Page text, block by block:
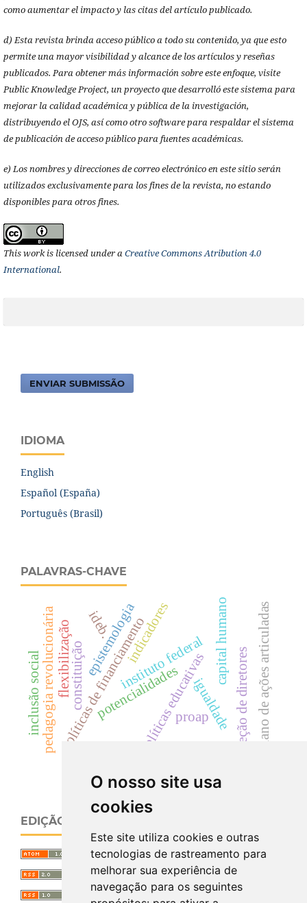
O nosso site usa
cookies
Este site utiliza cookies e outras
tecnologias de rastreamento para
melhorar sua experiência de
navegação para os seguintes
como aumentar el impacto y las citas del artículo publicado.
d) Esta revista brinda acceso público a todo su contenido, ya que esto
permite una mayor visibilidad y alcance de los artículos y reseñas
publicados. Para obtener más información sobre este enfoque, visite
Public Knowledge Project, un proyecto que desarrolló este sistema para
mejorar la calidad académica y pública de la investigación,
distribuyendo el OJS, así como otro software para respaldar el sistema
de publicación de acceso público para fuentes académicas.
e) Los nombres y direcciones de correo electrónico en este sitio serán
utilizados exclusivamente para los fines de la revista, no estando
disponibles para otros fines.
This work is licensed under aCreative Commons Atribution 4.0
International.
ENVIAR SUBMISSÃO
IDIOMA
English
Español (España)
Português (Brasil)
PALAVRAS-CHAVE
políticas educativasigualdade
instituto federal
proap
políticas de financiamento
constituição seleção de diretores
indicadores plano de ações articuladas
pedagogia revolucionária potencialidades
capital humano
flexibilizaçãoepistemologia
inclusão social
ideb.
EDIÇÃO ATUAL